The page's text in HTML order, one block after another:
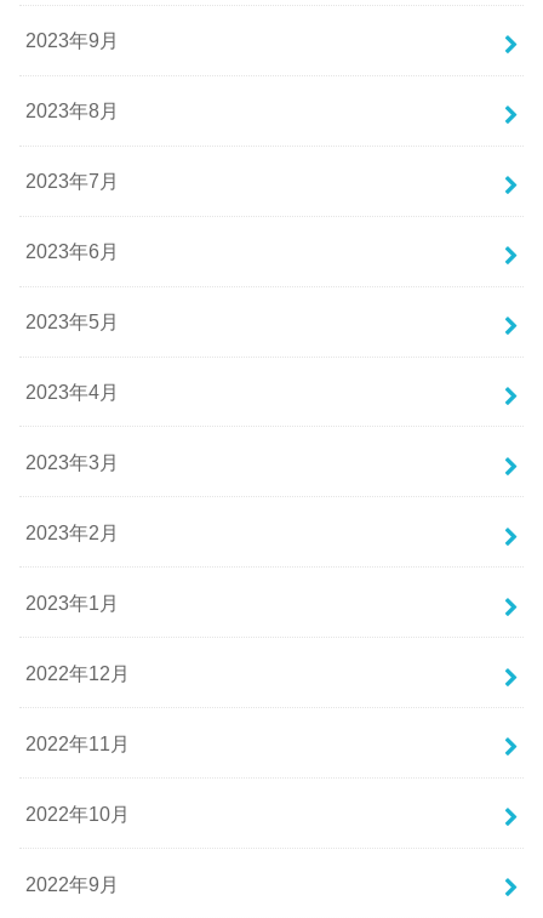
2023年9月
2023年8月
2023年7月
2023年6月
2023年5月
2023年4月
2023年3月
2023年2月
2023年1月
2022年12月
2022年11月
2022年10月
2022年9月